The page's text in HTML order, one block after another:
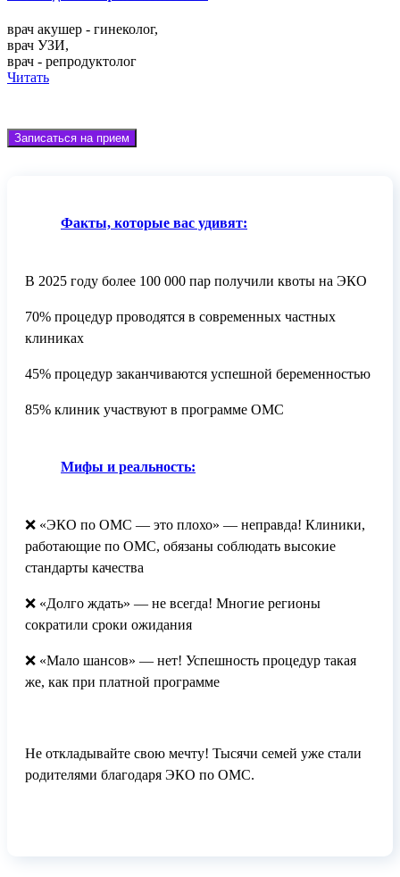
врач акушер - гинеколог,
врач УЗИ,
врач - репродуктолог
Читать
Записаться на прием
Факты, которые вас удивят:
В 2025 году более 100 000 пар получили квоты на ЭКО
70% процедур проводятся в современных частных
клиниках
45% процедур заканчиваются успешной беременностью
85% клиник участвуют в программе ОМС
Мифы и реальность:
❌ «ЭКО по ОМС — это плохо» — неправда! Клиники,
работающие по ОМС, обязаны соблюдать высокие
стандарты качества
❌ «Долго ждать» — не всегда! Многие регионы
сократили сроки ожидания
❌ «Мало шансов» — нет! Успешность процедур такая
же, как при платной программе
Не откладывайте свою мечту! Тысячи семей уже стали
родителями благодаря ЭКО по ОМС.